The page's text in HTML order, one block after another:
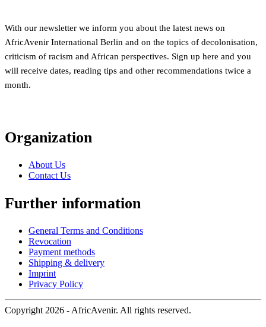
With our newsletter we inform you about the latest news on
AfricAvenir International Berlin and on the topics of decolonisation,
criticism of racism and African perspectives. Sign up here and you
will receive dates, reading tips and other recommendations twice a
month.
Organization
About Us
Contact Us
Further information
General Terms and Conditions
Revocation
Payment methods
Shipping & delivery
Imprint
Privacy Policy
Copyright 2026 - AfricAvenir. All rights reserved.